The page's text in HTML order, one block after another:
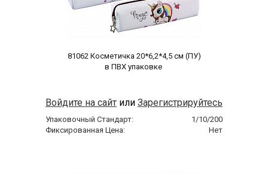
81062 Косметичка 20*6,2*4,5 cм (ПУ)
в ПВХ упаковке
Войдите на сайт или Зарегистрируйтесь
Упаковочный Стандарт:
1/10/200
Фиксированная Цена:
Нет